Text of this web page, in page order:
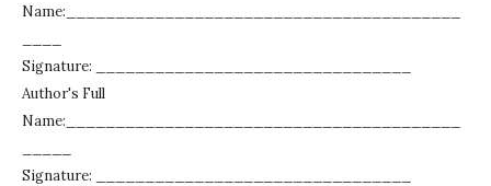
Name:________________________________________
Signature: ________________________________
Author's Full
Name:________________________________________
Signature: ________________________________